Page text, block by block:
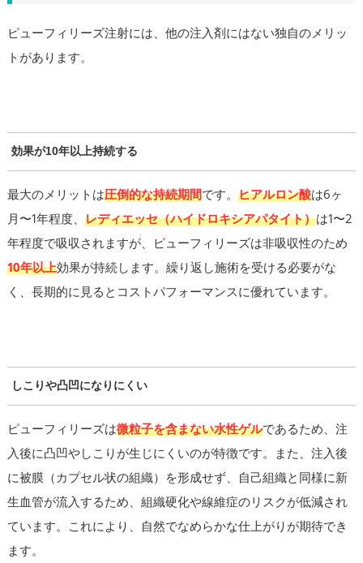
ピューフィリーズ注射には、他の注入剤にはない独自のメリッ
トがあります。
効果が10年以上持続する
最大のメリットは圧倒的な持続期間です。 ヒアルロン酸は6ヶ
月〜1年程度、 レディエッセ（ハイドロキシアパタイト）は1〜2
年程度で吸収されますが、ピューフィリーズは非吸収性のため
10年以上効果が持続します。繰り返し施術を受ける必要がな
く、長期的に見るとコストパフォーマンスに優れています。
しこりや凸凹になりにくい
ピューフィリーズは微粒子を含まない水性ゲルであるため、注
入後に凸凹やしこりが生じにくいのが特徴です。また、注入後
に被膜（カプセル状の組織）を形成せず、自己組織と同様に新
生血管が流入するため、組織硬化や線維症のリスクが低減され
ています。これにより、自然でなめらかな仕上がりが期待でき
ます。